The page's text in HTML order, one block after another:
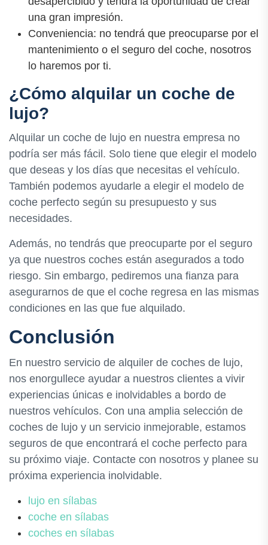
una gran impresión.
Conveniencia: no tendrá que preocuparse por el
mantenimiento o el seguro del coche, nosotros
lo haremos por ti.
¿Cómo alquilar un coche de
lujo?
Alquilar un coche de lujo en nuestra empresa no
podría ser más fácil. Solo tiene que elegir el modelo
que deseas y los días que necesitas el vehículo.
También podemos ayudarle a elegir el modelo de
coche perfecto según su presupuesto y sus
necesidades.
Además, no tendrás que preocuparte por el seguro
ya que nuestros coches están asegurados a todo
riesgo. Sin embargo, pediremos una fianza para
asegurarnos de que el coche regresa en las mismas
condiciones en las que fue alquilado.
Conclusión
En nuestro servicio de alquiler de coches de lujo,
nos enorgullece ayudar a nuestros clientes a vivir
experiencias únicas e inolvidables a bordo de
nuestros vehículos. Con una amplia selección de
coches de lujo y un servicio inmejorable, estamos
seguros de que encontrará el coche perfecto para
su próximo viaje. Contacte con nosotros y planee su
próxima experiencia inolvidable.
lujo en sílabas
coche en sílabas
coches en sílabas